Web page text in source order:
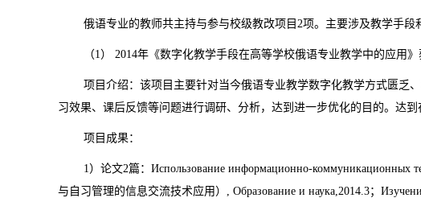
俄语专业的教师共主持与参与校级教改项目2项。主要涉及教学手段
（1） 2014年《数字化教学手段在高等学校俄语专业教学中的应用》
项目介绍：该项目主要针对当今俄语专业教学数字化教学方式匮乏
习效果、课后反馈等问题进行调研、分析，达到进一步优化的目的。达
项目成果：
1）论文2篇：Использование информационно-коммуникационных
与自习管理的信息交流技术应用）, Образование и наука,2014.3；